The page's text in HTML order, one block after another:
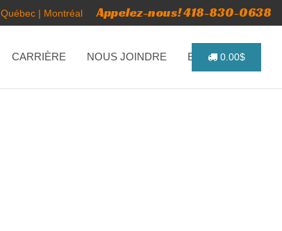
Québec | Montréal Appelez-nous! 418-830-0638
CARRIÈRE NOUS JOINDRE ENGLISH
0.00$